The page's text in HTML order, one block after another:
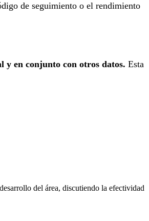
de seguimiento o el rendimiento
y en conjunto con otros datos. Esta
del área, discutiendo la efectividad